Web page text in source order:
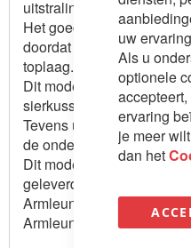
uw
Als u
optionele
ervaring
je meer
dan het
uitstraling door zijn
Het goede zitcomfort en
doordat de zitkussens
toplaag.
Dit model wordt
sierkussens.
Tevens uitgevoerd met
de onderkant (alleen bij
Dit model kan met 2
geleverd worden:
Armleuning type 4
Armleuning type 2